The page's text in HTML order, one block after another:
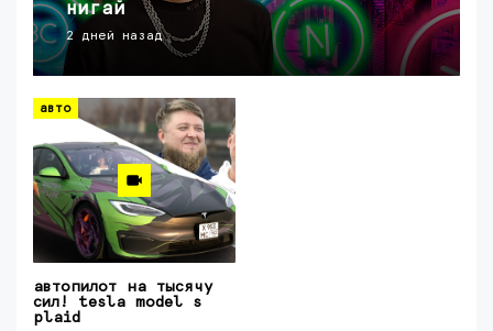
нигай
2 дней назад
авто
автопилот на тысячу
сил! tesla model s
plaid